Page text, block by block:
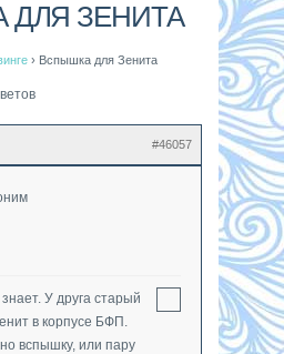
ДЛЯ ЗЕНИТА
› Вспышка для Зенита
#46057
У друга старый
в корпусе БФП.
вспышку, или пару